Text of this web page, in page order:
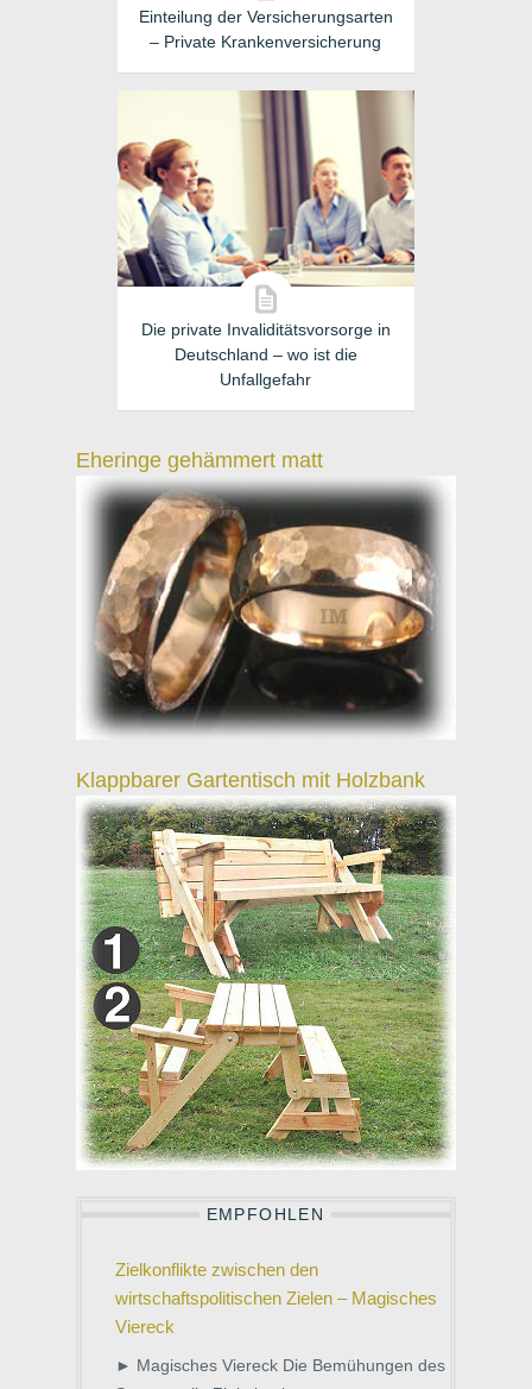
Einteilung der Versicherungsarten
– Private Krankenversicherung
Die private Invaliditätsvorsorge in
Deutschland – wo ist die
Unfallgefahr
Eheringe gehämmert matt
Klappbarer Gartentisch mit Holzbank
EMPFOHLEN
Zielkonflikte zwischen den
wirtschaftspolitischen Zielen – Magisches
Viereck
► Magisches Viereck Die Bemühungen des